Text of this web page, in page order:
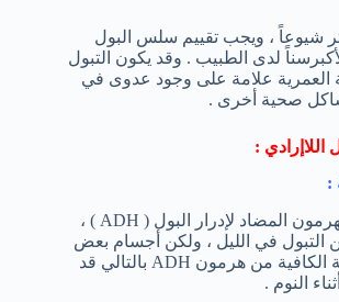
شيوعاً ، ويجب تقييم سلس البول
لدى الطبيب . وقد يكون التبول
العمرية علامة على وجود عدوى في
صحية أخرى .
اللاإرادي :
يوجد هرمون يسمى الهرمون المضاد لإدرار البول ( ADH ) ،
التبول في الليل ، ولكن أجسام بعض
الأشخاص لا تنتج الكمية الكافية من هرمون ADH بالتالي قد
النوم .